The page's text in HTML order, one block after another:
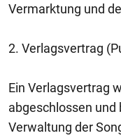
Vermarktung und
2. Verlagsvertrag
Ein Verlagsvertrag
abgeschlossen
Verwaltung der